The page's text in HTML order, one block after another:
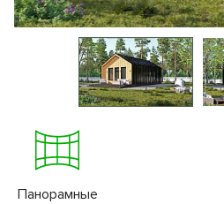
Панорамные
10x8
Плоская крыша